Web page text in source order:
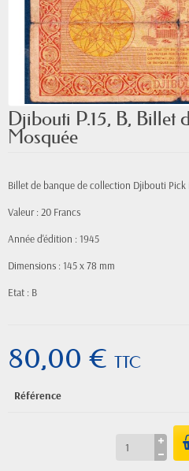
Djibouti P.15, B, Billet
Mosquée
Billet de banque de collection Djibouti Pick
Valeur : 20 Francs
Année d'édition : 1945
Dimensions : 145 x 78 mm
Etat : B
80,00 € TTC
Référence